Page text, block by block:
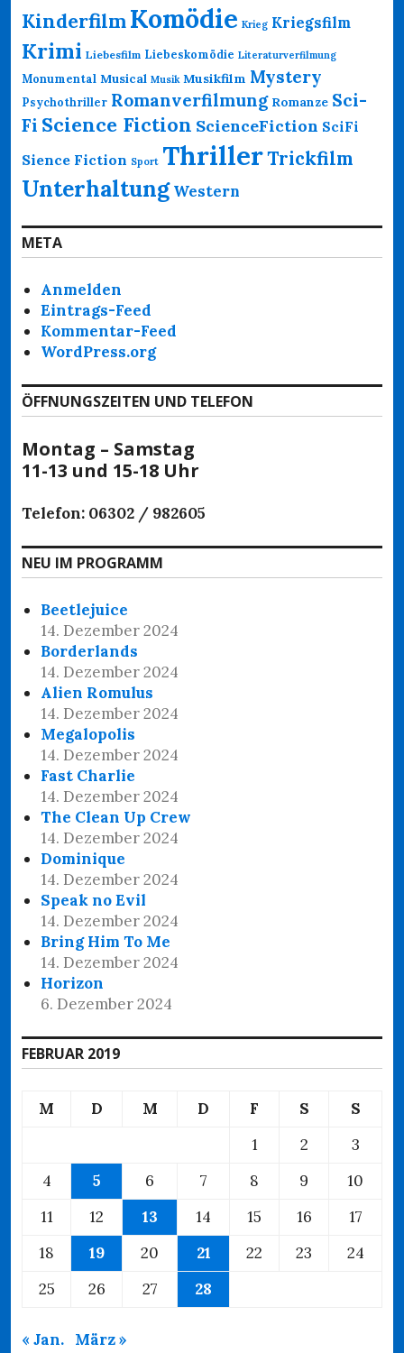
KinderfilmKomödie Krieg Kriegsfilm
Krimi Liebesfilm Liebeskomödie Literaturverfilmung
Monumental Musical Musik Musikfilm Mystery
Psychothriller Romanverfilmung Romanze Sci-
Fi Science Fiction ScienceFiction SciFi
Sience Fiction Sport ThrillerTrickfilm
Unterhaltung Western
META
Anmelden
Eintrags-Feed
Kommentar-Feed
WordPress.org
ÖFFNUNGSZEITEN UND TELEFON
Montag – Samstag
11-13 und 15-18 Uhr
Telefon: 06302 / 982605
NEU IM PROGRAMM
Beetlejuice
14. Dezember 2024
Borderlands
14. Dezember 2024
Alien Romulus
14. Dezember 2024
Megalopolis
14. Dezember 2024
Fast Charlie
14. Dezember 2024
The Clean Up Crew
14. Dezember 2024
Dominique
14. Dezember 2024
Speak no Evil
14. Dezember 2024
Bring Him To Me
14. Dezember 2024
Horizon
6. Dezember 2024
FEBRUAR 2019
M D M D F S
S
1
2
3
4
5 6 7 8 9
10
11
12 13 14 15 16
17
18
19 20 21 22 23
24
25
26 27 28
« Jan. März »